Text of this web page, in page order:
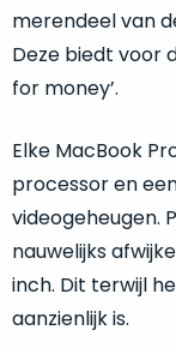
merendeel van
Deze biedt voor
for money’.
Elke MacBook
processor en
videogeheugen.
nauwelijks
inch. Dit terwijl
aanzienlijk is.
garantie
bij
Mac
voor
Als
voorbeeld
is
deMacBook
16
inch
van
€1.649,00
Perfect
voor
grafisch